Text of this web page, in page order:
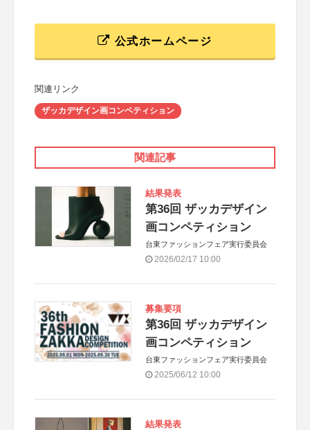
公式ホームページ
関連リンク
ザッカデザイン画コンペティション
関連記事
結果発表
第36回 ザッカデザイン
画コンペティション
台東ファッションフェア実行委員会
2026/02/17 10:00
募集要項
第36回 ザッカデザイン
画コンペティション
台東ファッションフェア実行委員会
2025/06/12 10:00
結果発表